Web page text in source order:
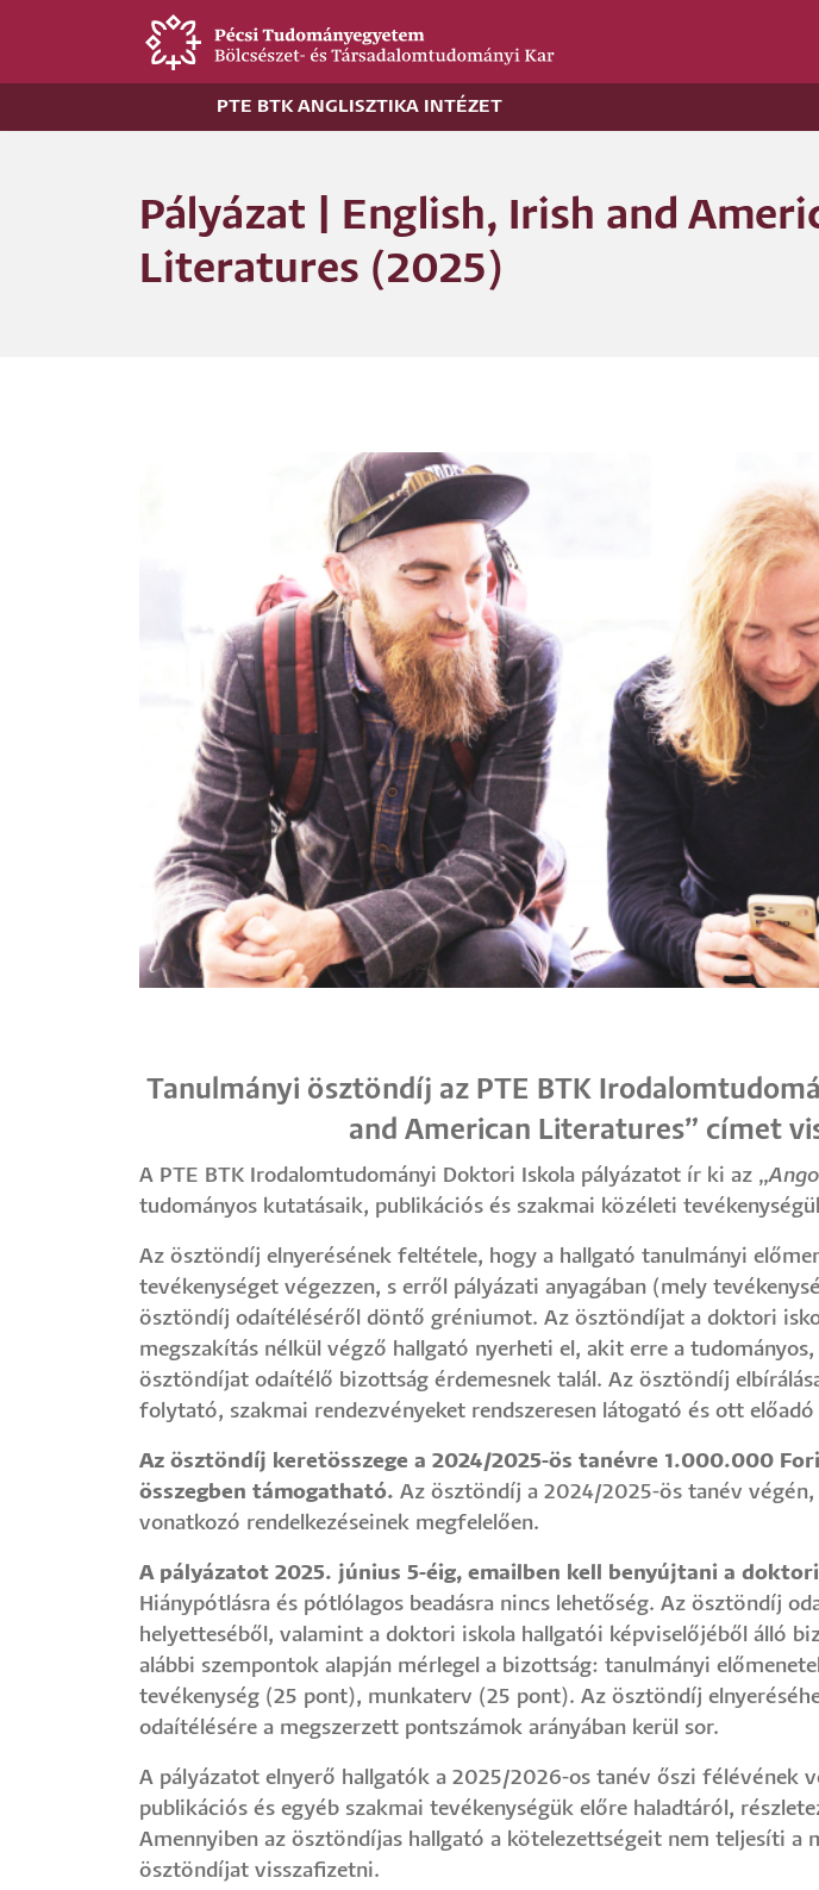
PTE BTK ANGLISZTIKA INTÉZET
Pályázat | English, Irish and
Literatures (2025)
Tanulmányi ösztöndíj az PTE BTK
and American Literatures” címet
A PTE BTK Irodalomtudományi Doktori Iskola pályázatot ír ki az „
tudományos kutatásaik, publikációs és szakmai közéleti
Az ösztöndíj elnyerésének feltétele, hogy a hallgató tanulmányi
tevékenységet végezzen, s erről pályázati anyagában (mely
ösztöndíj odaítéléséről döntő gréniumot. Az ösztöndíjat a doktori
megszakítás nélkül végző hallgató nyerheti el, akit erre a
ösztöndíjat odaítélő bizottság érdemesnek talál. Az ösztöndíj
folytató, szakmai rendezvényeket rendszeresen látogató és ott
Az ösztöndíj keretösszege a 2024/2025-ös tanévre 1.000.000
összegben támogatható. Az ösztöndíj a 2024/2025-ös tanév végén,
vonatkozó rendelkezéseinek megfelelően.
A pályázatot 2025. június 5-éig, emailben kell benyújtani a
Hiánypótlásra és pótlólagos beadásra nincs lehetőség. Az ösztöndíj
helyetteséből, valamint a doktori iskola hallgatói képviselőjéből álló
alábbi szempontok alapján mérlegel a bizottság: tanulmányi
tevékenység (25 pont), munkaterv (25 pont). Az ösztöndíj
odaítélésére a megszerzett pontszámok arányában kerül sor.
A pályázatot elnyerő hallgatók a 2025/2026-os tanév őszi félévének
publikációs és egyéb szakmai tevékenységük előre haladtáról,
Amennyiben az ösztöndíjas hallgató a kötelezettségeit nem teljesíti
ösztöndíjat visszafizetni.